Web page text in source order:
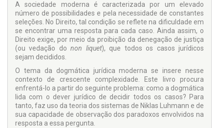
A sociedade moderna é caracterizada por um elevado
número de possibilida­des e pela necessidade de constantes
seleções. No Direito, tal condição se refle­te na dificuldade em
se encontrar uma resposta para cada caso. Ainda assim, o
Direito exige, por meio da proibição da denegação de justiça
(ou vedação donon liquet), que todos os casos jurídicos
sejam decididos.
O tema da dogmática jurídica moderna se insere nesse
contexto de crescente complexidade. Este livro procura
enfrentá-lo a partir do seguinte problema: como a dogmática
lida com o dever jurídico de decidir todos os casos? Para
tanto, faz uso da teoria dos sistemas de Niklas Luhmann e de
sua capacidade de observação dos paradoxos envolvidos na
resposta a essa pergunta.